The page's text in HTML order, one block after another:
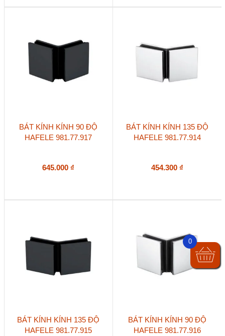
BÁT KÍNH KÍNH 90 ĐỘ
HAFELE 981.77.917
645.000 ₫
BÁT KÍNH KÍNH 135 ĐỘ
HAFELE 981.77.914
454.300 ₫
BÁT KÍNH KÍNH 135 ĐỘ
HAFELE 981.77.915
BÁT KÍNH KÍNH 90 ĐỘ
HAFELE 981.77.916
0